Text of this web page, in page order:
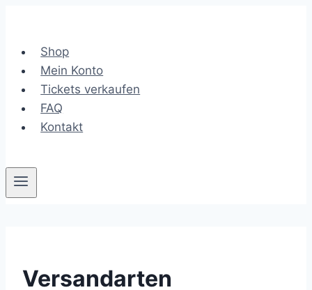
springenShop
Mein Konto
Tickets verkaufen
FAQ
Kontakt
Versandarten